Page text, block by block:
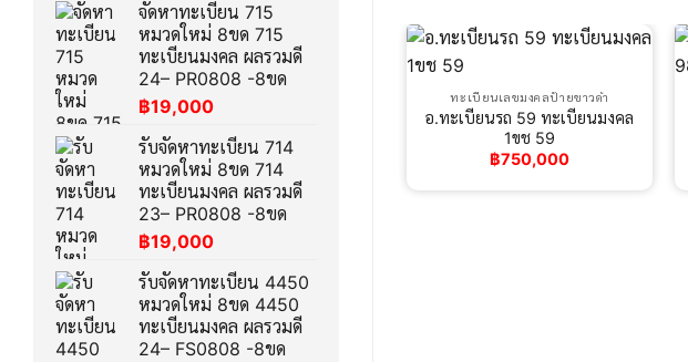
จัดหาทะเบียน 715
หมวดใหม่ 8ขด 715
ทะเบียนมงคล ผลรวมดี
24– PR0808 -8ขด
฿19,000
รับจัดหาทะเบียน 714
หมวดใหม่ 8ขด 714
ทะเบียนมงคล ผลรวมดี
23– PR0808 -8ขด
฿19,000
รับจัดหาทะเบียน 4450
หมวดใหม่ 8ขด 4450
ทะเบียนมงคล ผลรวมดี
24– FS0808 -8ขด
ทะเบียนเลขมงคลป้ายขาวดำ
อ.ทะเบียนรถ 59 ทะเบียนมงคล
1ขช 59
฿750,000